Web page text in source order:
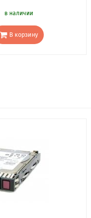
в наличии
В корзину